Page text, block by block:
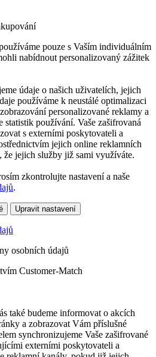
pouze s Vaším individuálním
nabídnout personalizovaný zážitek
údaje o našich uživatelích, jejich
používáme k neustálé optimalizaci
personalizované reklamy a
statistik používání. Vaše zašifrovaná
s externími poskytovateli a
jejich online reklamních
že jejich služby již sami využíváte.
zkontrolujte nastavení a naše
.
Upravit nastavení
osobních údajů
Customer-Match
také budeme informovat o akcích
a zobrazovat Vám příslušné
synchronizujeme Vaše zašifrované
externími poskytovateli a